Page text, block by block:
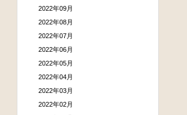
2022年09月
2022年08月
2022年07月
2022年06月
2022年05月
2022年04月
2022年03月
2022年02月